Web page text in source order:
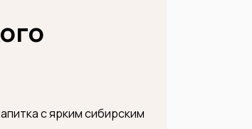
с ярким сибирским